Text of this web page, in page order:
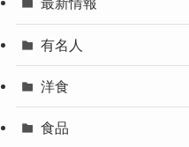
有名人
洋食
食品